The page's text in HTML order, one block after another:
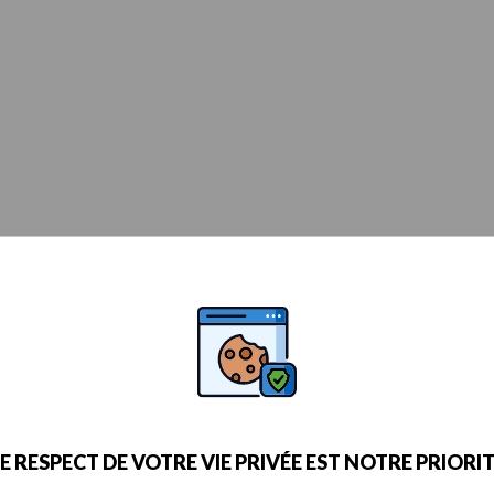
RESPECT DE VOTRE VIE PRIVÉE EST NOTRE